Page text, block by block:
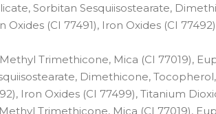
Sorbitan Sesquiisostearate,
Oxides (CI 77491), Iron Oxides (CI
Trimethicone, Mica (CI 77019),
Dimethicone,
Iron Oxides (CI 77499), Titanium
Trimethicone, Mica (CI 77019),